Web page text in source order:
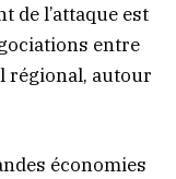
de l’attaque est
entre
régional, autour
économies